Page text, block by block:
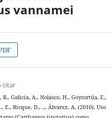
vannamei
citar
R., Galicia, A., Nolasco, H., Goytortúa, E.,
E., Ricque, D., … Álvarez, A. (2010). Uso